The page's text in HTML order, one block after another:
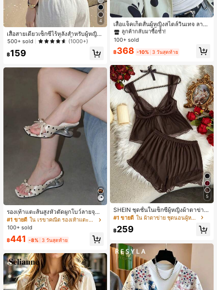
4
เสื้อสายเดี่ยวเซ็กซี่ไร้หลังสำหรับผู้หญิง
พร้อมบราแบบมีฟองน้ำ, เสื้อกล้ามแขน
500+ sold (1000+)
฿159
รองเท้าแตะส้นสูงหัวตัดผูกโบว์ลายจุดส
ายเดี่ยวส้นไม่สมมาตรสำหรับผู้หญิง, รอ
งเท้าแตะส้นสูงหนังเทียมสีขาวหรูหรา
#1 ขายดี
ใน เรขาคณิต รองเท้าแตะส้นสูงผู้หญิง
100+ sold
฿441 -8% 3 วันสุดท้าย
เสื้อแจ็คเก็ตสั้นผู้หญิงสไตล์วินเทจ ลายจุ
ดขนาดใหญ่ คอตั้ง เอวเข้ารูป แขนพอง
ทรงหลวม แฟชั่นอเนกประสงค์ สำหรับใ
ส่ประจำวันและไปเที่ยวพักผ่อน
#1 ขายดี ใน กระเป๋า เสื้อคลุมลำลอง
ลูกค้ากลับมาซื้อซ้ำ!
#1 ขายดี ใน กระเป๋า เสื้อคลุมลำลอง
ลูกค้ากลับมาซื้อซ้ำ!
#1 ขายดี ใน กระเป๋า เสื้อคลุมลำลอง
ลูกค้ากลับมาซื้อซ้ำ!
#1 ขายดี ใน กระเป๋า เสื้อคลุมลำลอง
ลูกค้ากลับมาซื้อซ้ำ!
100+ sold
฿368 -10% 3 วันสุดท้าย
5
SHEIN ชุดชั้นในเซ็กซี่ผู้หญิงผ้าตาข่าย
มีโครงคัพบาง
#1 ขายดี ใน ผ้าตาข่าย ชุดนอนผู้หญิง
฿259